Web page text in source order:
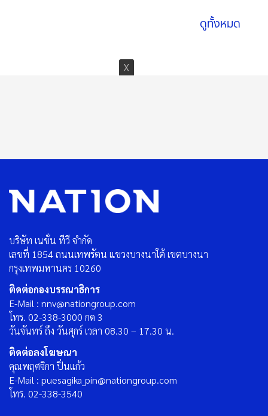
ดูทั้งหมด
บริษัท เนชั่น ทีวี จำกัด
เลขที่ 1854 ถนนเทพรัตน แขวงบางนาใต้ เขตบางนา
กรุงเทพมหานคร 10260
ติดต่อกองบรรณาธิการ
E-Mail : nnv@nationgroup.com
โทร. 02-338-3000 กด 3
วันจันทร์ ถึง วันศุกร์ เวลา 08.30 – 17.30 น.
ติดต่อลงโฆษณา
คุณพฤศจิกา ปิ่นแก้ว
E-Mail : puesagika_pin@nationgroup.com
โทร. 02-338-3540